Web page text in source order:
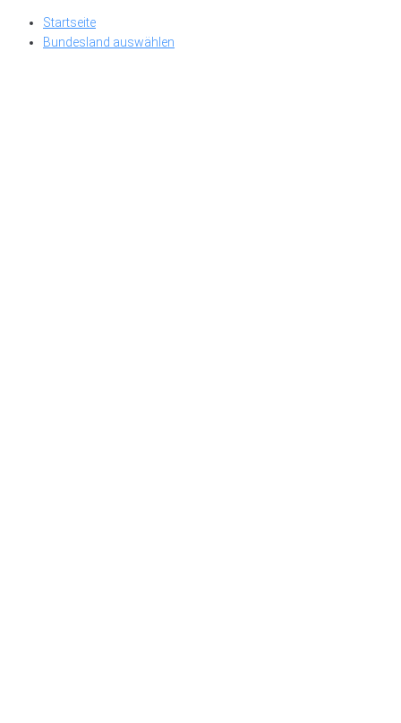
Skip
Startseite
Bundesland auswählen